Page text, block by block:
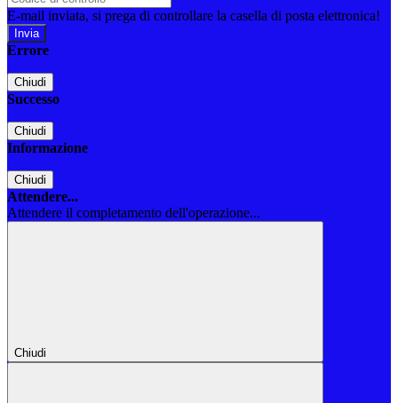
E-mail inviata, si prega di controllare la casella di posta elettronica!
Errore
Chiudi
Successo
Chiudi
Informazione
Chiudi
Attendere...
Attendere il completamento dell'operazione...
Chiudi